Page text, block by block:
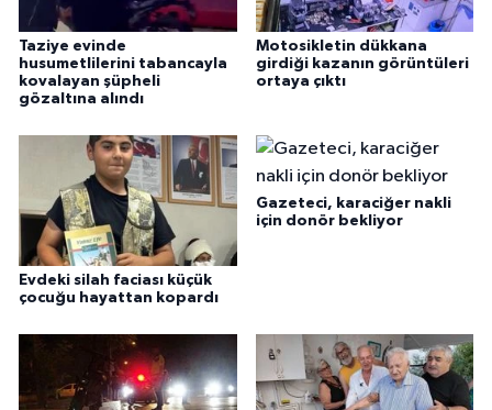
Taziye evinde
husumetlilerini tabancayla
kovalayan şüpheli
gözaltına alındı
Motosikletin dükkana
girdiği kazanın görüntüleri
ortaya çıktı
Evdeki silah faciası küçük
çocuğu hayattan kopardı
Gazeteci, karaciğer nakli
için donör bekliyor